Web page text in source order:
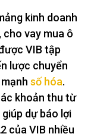
kinh doanh
cho vay mua ô
VIB tập
lược chuyển
số hóa.
khoản thu từ
dự báo lợi
của VIB nhiều